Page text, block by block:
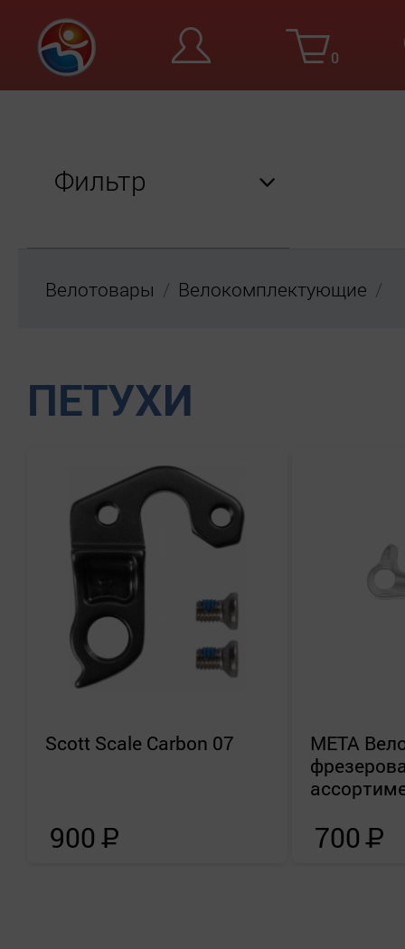
0
Фильтр
МЕТА
Применить
Сбросить
Велотовары Велокомплектующие
ПЕТУХИ
Scott Scale Carbon 07
900Р
МЕТА
700Р